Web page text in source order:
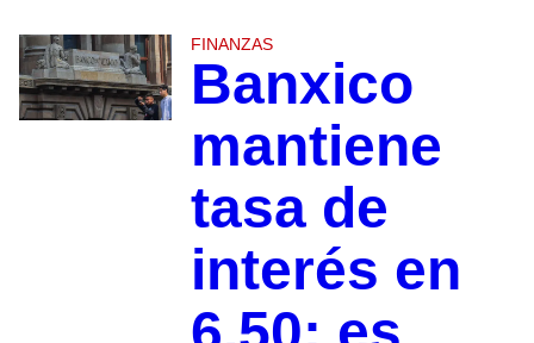
FINANZAS
Banxico
mantiene
tasa de
interés en